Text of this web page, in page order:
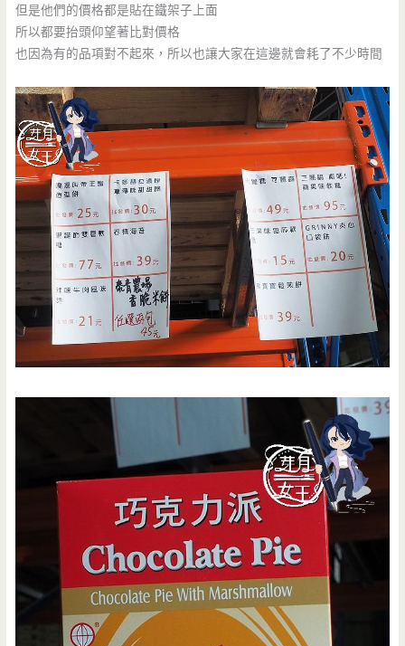
但是他們的價格都是貼在鐵架子上面
所以都要抬頭仰望著比對價格
也因為有的品項對不起來，所以也讓大家在這邊就會耗了不少時間